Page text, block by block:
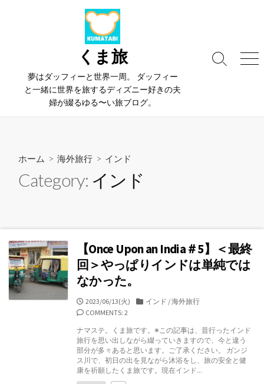
くま旅
夢はダッフィーと世界一周。 ダッフィー
と一緒に世界を旅するディズニー好きの夫
婦が綴るゆる〜い旅ブログ。
検
メ
ホーム > 海外旅行 > インド
Category: インド
【Once Upon an India＃5】＜最終
回＞やっぱりインドは単純では
なかった。
公
開
2023/06/13(火)
カ
リ
ー
インド /海外旅行
COMMENTS: 2
ナマステ。くま旅です。※この記事は、昔行ったインド
旅行を思い出しながら綴っていきますので、今と違う
部分が多々あると思います。ご了承ください。 ガンジ
ス川で、初日の出を見ながら沐浴をし、旅の安全と健
康を祈願したくま旅です。現在インド...